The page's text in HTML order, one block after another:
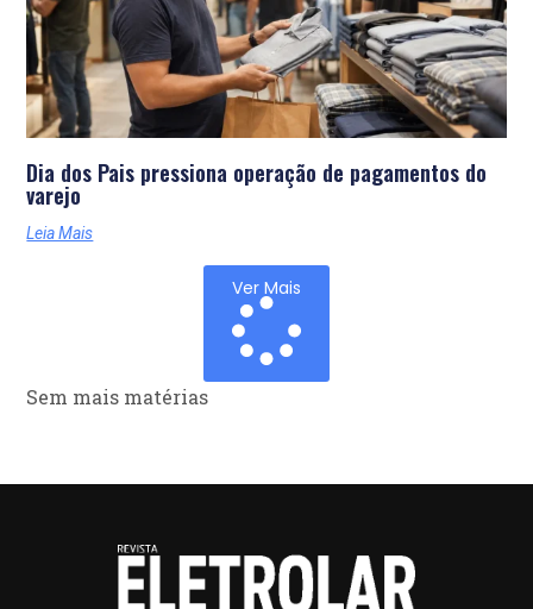
Dia dos Pais pressiona operação de pagamentos do
varejo
Leia Mais
Ver Mais
Sem mais matérias